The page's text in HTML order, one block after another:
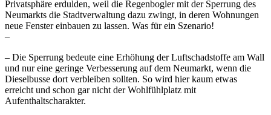
Privatsphäre erdulden, weil die Regenbogler mit der Sperrung des
Neumarkts die Stadtverwaltung dazu zwingt, in deren Wohnungen
neue Fenster einbauen zu lassen. Was für ein Szenario!
–
– Die Sperrung bedeute eine Erhöhung der Luftschadstoffe am Wall
und nur eine geringe Verbesserung auf dem Neumarkt, wenn die
Dieselbusse dort verbleiben sollten. So wird hier kaum etwas
erreicht und schon gar nicht der Wohlfühlplatz mit
Aufenthaltscharakter.